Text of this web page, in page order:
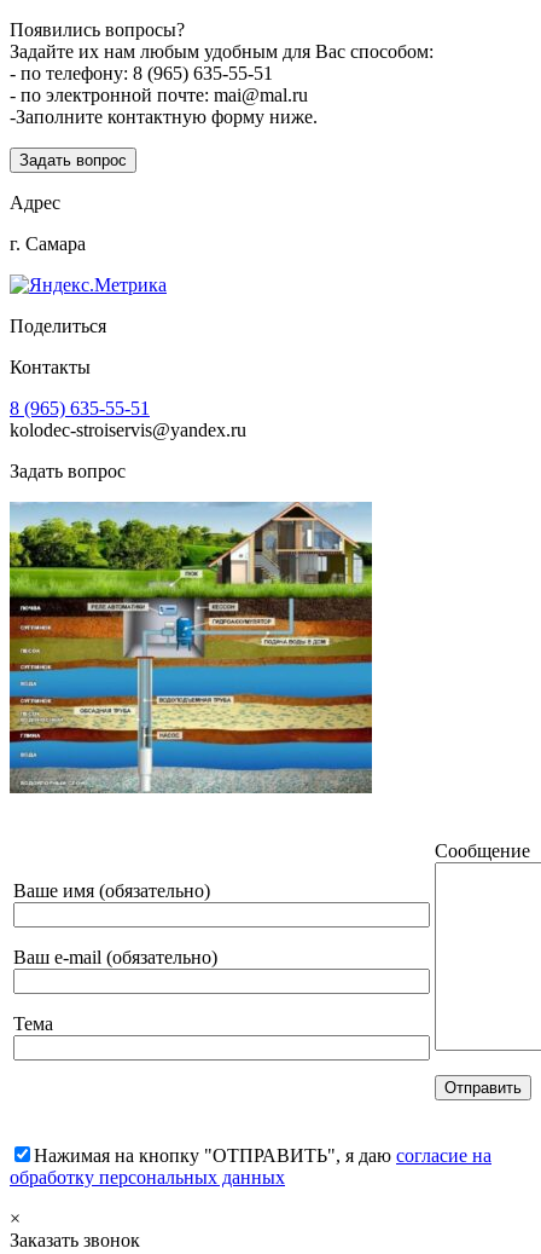
Появились вопросы?
Задайте их нам любым удобным для Вас способом:
- по телефону: 8 (965) 635-55-51
- по электронной почте: mai@mal.ru
-Заполните контактную форму ниже.
Задать вопрос
Адрес
г. Самара
Поделиться
Контакты
8 (965) 635-55-51
kolodec-stroiservis@yandex.ru
Задать вопрос
Ваше имя (обязательно)
Ваш e-mail (обязательно)
Тема
Сообщение
Нажимая на кнопку "ОТПРАВИТЬ", я даю согласие на
обработку персональных данных
×
Заказать звонок